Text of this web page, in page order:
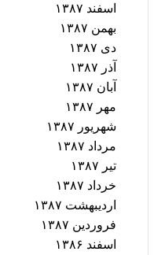
اسفند ۱۳۸۷
بهمن ۱۳۸۷
دی ۱۳۸۷
آذر ۱۳۸۷
آبان ۱۳۸۷
مهر ۱۳۸۷
شهریور ۱۳۸۷
مرداد ۱۳۸۷
تیر ۱۳۸۷
خرداد ۱۳۸۷
اردیبهشت ۱۳۸۷
فروردین ۱۳۸۷
اسفند ۱۳۸۶